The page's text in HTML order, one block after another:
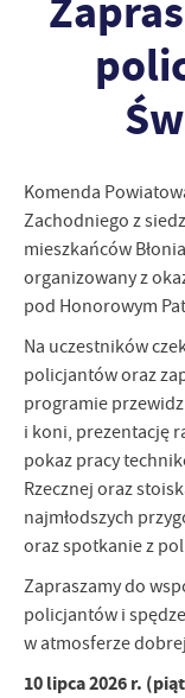
Komenda
Zachodniego z
mieszkańców
organizowany z
pod Honorowym
Na uczestników
policjantów oraz
programie
i koni, prezentację
pokaz pracy
Rzecznej oraz
najmłodszych
oraz spotkanie z
Zapraszamy do
policjantów i
w atmosferze
10 lipca 2026 r.
personalizację
Dzięki tym plikom
korzystania z
jej do Twoich
Analityczne pliki
dostosowywać do
Cookies analityczne
wykorzystywania
z jaką odwiedzane są
popularności wśród
przetwarzane w
analityczne pliki
funkcjonalności.
Reklamowe
Dzięki reklamowym
informacje i
Promocyjne pliki
komunikatów na
zwyczajów
promocyjne mogą
firm będących
Firmy te działają w
treści w postaci
społecznościowych.
Więcej